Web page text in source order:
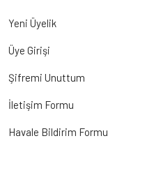
Yeni Üyelik
Üye Girişi
Şifremi Unuttum
İletişim Formu
Havale Bildirim Formu